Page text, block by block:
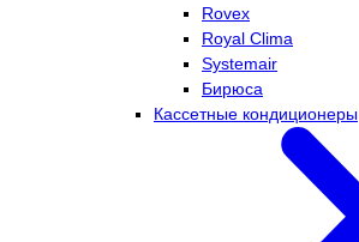
Rovex
Royal Clima
Systemair
Бирюса
Кассетные кондиционеры